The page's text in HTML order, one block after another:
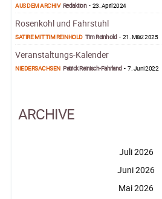
AUS DEM ARCHIV Redaktion - 23. April 2024
Rosenkohl und Fahrstuhl
SATIRE MIT TIM REINHOLD Tim Reinhold - 21. März 2025
Veranstaltungs-Kalender
NIEDERSACHSEN Patrick Reinisch-Fahrland - 7. Juni 2022
ARCHIVE
Juli 2026
Juni 2026
Mai 2026